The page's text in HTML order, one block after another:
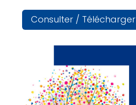
Consulter / Télécharger